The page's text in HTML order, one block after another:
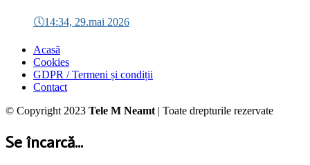
🕔14:34, 29.mai 2026
Acasă
Cookies
GDPR / Termeni și condiții
Contact
© Copyright 2023 Tele M Neamt | Toate drepturile rezervate
Se încarcă...